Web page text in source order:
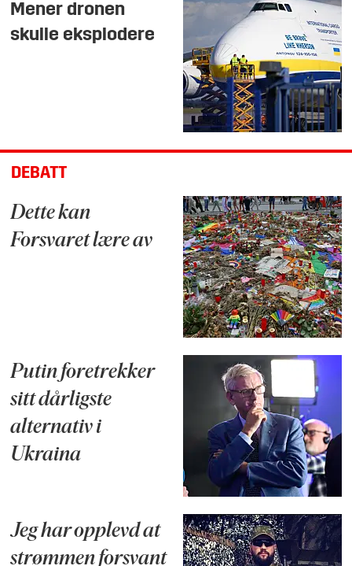
Mener dronen
skulle eksplodere
DEBATT
Dette kan
Forsvaret lære av
Putin foretrekker
sitt dårligste
alternativ i
Ukraina
Jeg har opplevd at
strømmen forsvant